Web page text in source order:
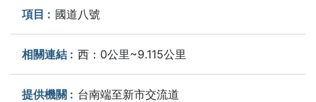
國道八號
西：0公里~9.115公里
台南端至新市交流道